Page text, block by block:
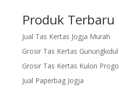
Produk Terbaru
Jual Tas Kertas Jogja Murah
Grosir Tas Kertas Gunungkidul
Grosir Tas Kertas Kulon Progo
Jual Paperbag Jogja